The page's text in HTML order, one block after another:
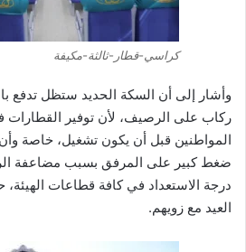
كراسي-قطار-ثالثة-مكيفة
وأشار إلى أن السكة الحديد ستظل تدفع
ركاب على الرصيف، لأن توفير القطارات
المواطنين قبل أن يكون تشغيل، خاصة وأن
ضغط كبير على المرفق بسبب مضاعفة
درجة الاستعداد في كافة قطاعات
العيد مع زويهم.